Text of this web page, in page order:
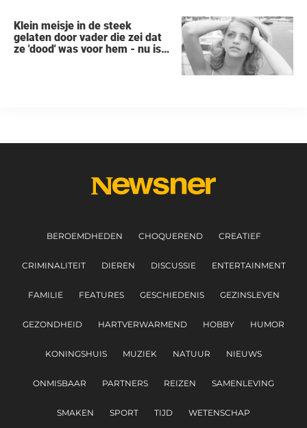
Klein meisje in de steek
gelaten door vader die zei dat
ze 'dood' was voor hem - nu is
BEROEMDHEDEN CHOQUEREND CREATIEF
CRIMINALITEIT DIEREN DISCUSSIE ENTERTAINMENT
FAMILIE FEATURES GESCHIEDENIS GEZINSLEVEN
GEZONDHEID HARTVERWARMEND HOBBY HUMOR
KONINGSHUIS MUZIEK NATUUR NIEUWS
ONMISBAAR PARTNERS REIZEN SAMENLEVING
SMAKEN SPORT TIJD WETENSCHAP